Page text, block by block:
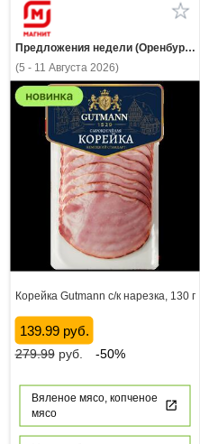
Предложения недели (Оренбургская область)
(5 - 11 Августа 2026)
Корейка Gutmann с/к нарезка, 130 г
139.99 руб.
279.99руб. -50%
Вяленое мясо, копченое
мясо